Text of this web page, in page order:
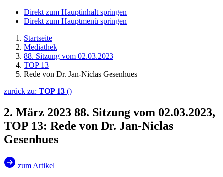
Direkt zum Hauptinhalt springen
Direkt zum Hauptmenü springen
Startseite
Mediathek
88. Sitzung vom 02.03.2023
TOP 13
Rede von Dr. Jan-Niclas Gesenhues
zurück zu: TOP 13 ()
2. März 2023 88. Sitzung vom 02.03.2023,
TOP 13: Rede von Dr. Jan-Niclas
Gesenhues
zum Artikel